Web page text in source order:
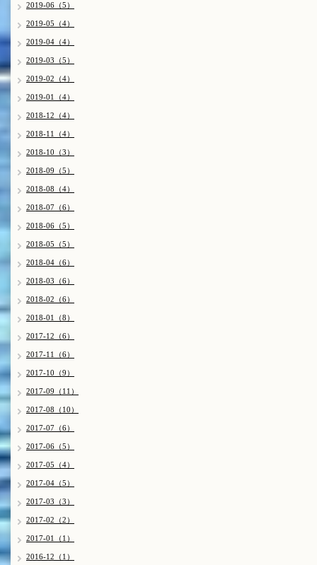
2019-06（5）
2019-05（4）
2019-04（4）
2019-03（5）
2019-02（4）
2019-01（4）
2018-12（4）
2018-11（4）
2018-10（3）
2018-09（5）
2018-08（4）
2018-07（6）
2018-06（5）
2018-05（5）
2018-04（6）
2018-03（6）
2018-02（6）
2018-01（8）
2017-12（6）
2017-11（6）
2017-10（9）
2017-09（11）
2017-08（10）
2017-07（6）
2017-06（5）
2017-05（4）
2017-04（5）
2017-03（3）
2017-02（2）
2017-01（1）
2016-12（1）